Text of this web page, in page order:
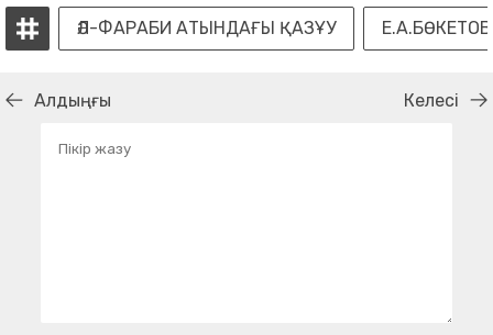
ӘЛ-ФАРАБИ АТЫНДАҒЫ ҚАЗҰУ
Алдыңғы Келесі